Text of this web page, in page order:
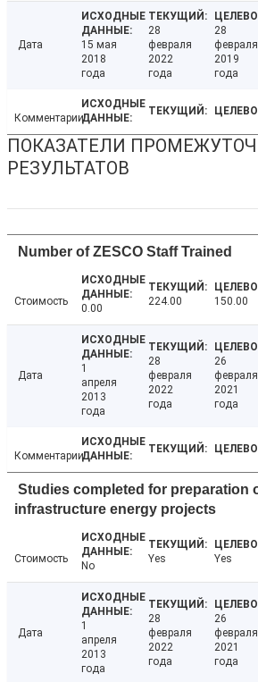
Дата
15 мая
2018
года
28
февраля
2022
года
28
февраля
2019
года
Комментарии
ПОКАЗАТЕЛИ
РЕЗУЛЬТАТОВ
Number of ZESCO Staff Trained
Стоимость
0.00
224.00 150.00
Дата
1
апреля
2013
года
28
февраля
2022
года
26
февраля
2021
года
Комментарии
Studies completed for preparation
infrastructure energy projects
Стоимость
No
Yes Yes
Дата
1
апреля
2013
года
28
февраля
2022
года
26
февраля
2021
года